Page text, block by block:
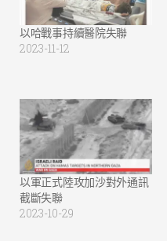
以哈戰事持續醫院失聯
2023-11-12
以軍正式陸攻加沙對外通訊
截斷失聯
2023-10-29